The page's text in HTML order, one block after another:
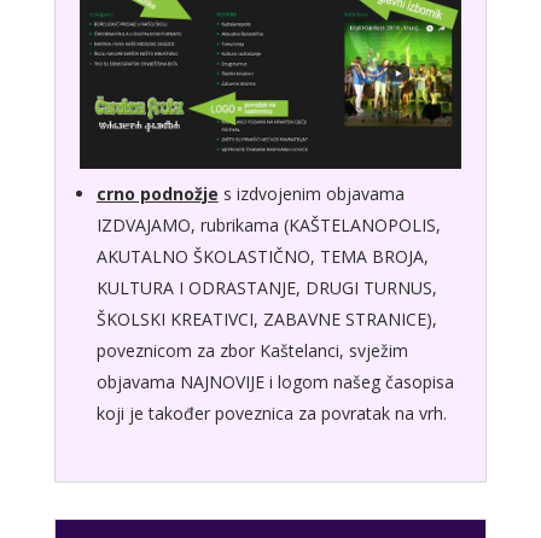
crno podnožje s izdvojenim objavama
IZDVAJAMO, rubrikama (KAŠTELANOPOLIS,
AKUTALNO ŠKOLASTIČNO, TEMA BROJA,
KULTURA I ODRASTANJE, DRUGI TURNUS,
ŠKOLSKI KREATIVCI, ZABAVNE STRANICE),
poveznicom za zbor Kaštelanci, svježim
objavama NAJNOVIJE i logom našeg časopisa
koji je također poveznica za povratak na vrh.